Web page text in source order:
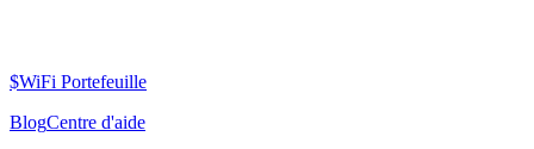
$WiFi Portefeuille
BlogCentre d'aide